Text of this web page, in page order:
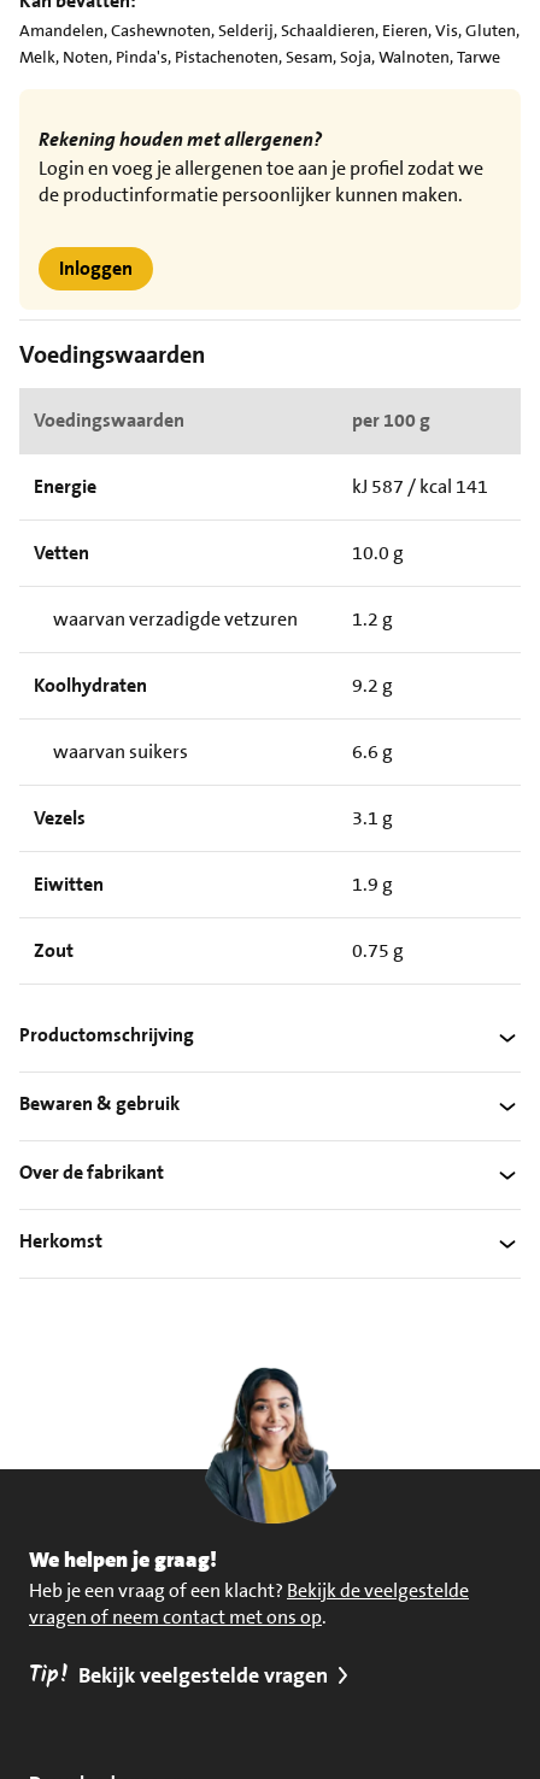
Amandelen, Cashewnoten, Selderij, Schaaldieren, Eieren, Vis, Gluten,
Melk, Noten, Pinda's, Pistachenoten, Sesam, Soja, Walnoten, Tarwe
Rekening houden met allergenen?
Login en voeg je allergenen toe aan je profiel zodat we
de productinformatie persoonlijker kunnen maken.
Inloggen
Voedingswaarden
Voedingswaarden per 100 g
Energie kJ 587 / kcal 141
Vetten 10.0 g
waarvan verzadigde vetzuren 1.2 g
Koolhydraten 9.2 g
waarvan suikers 6.6 g
Vezels 3.1 g
Eiwitten 1.9 g
Zout 0.75 g
Productomschrijving
Bewaren & gebruik
Over de fabrikant
Herkomst
We helpen je graag!
Heb je een vraag of een klacht? Bekijk de veelgestelde
vragen of neem contact met ons op.
Tip! Bekijk veelgestelde vragen